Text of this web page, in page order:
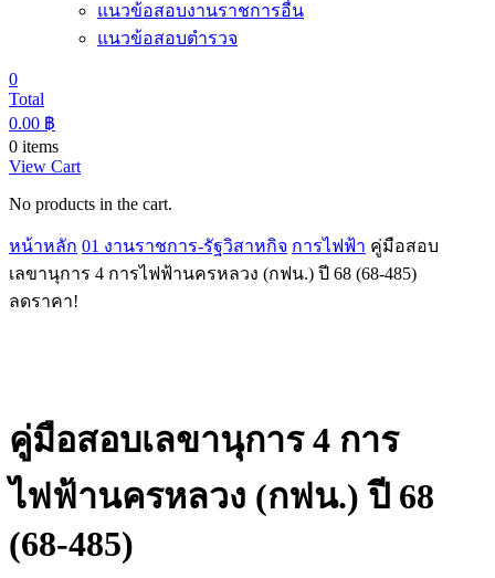
แนวข้อสอบงานราชการอื่น
แนวข้อสอบตำรวจ
0
Total
0.00 ฿
0 items
View Cart
No products in the cart.
หน้าหลัก 01 งานราชการ-รัฐวิสาหกิจ การไฟฟ้า คู่มือสอบ
เลขานุการ 4 การไฟฟ้านครหลวง (กฟน.) ปี 68 (68-485)
ลดราคา!
คู่มือสอบเลขานุการ 4 การ
ไฟฟ้านครหลวง (กฟน.) ปี 68
(68-485)